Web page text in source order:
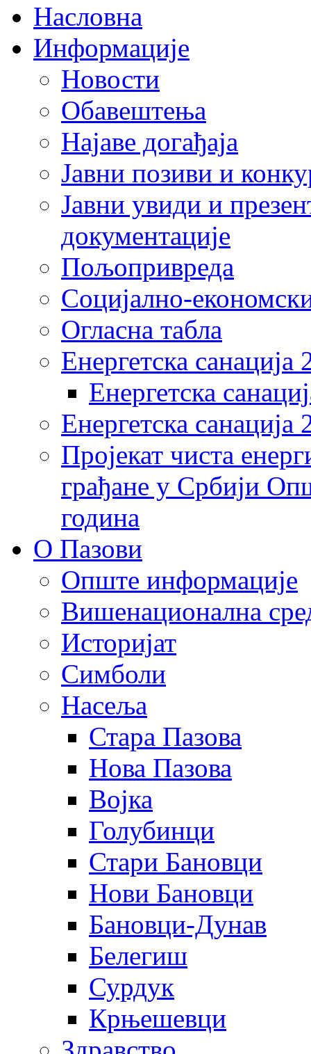
Насловна
Информације
Новости
Обавештења
Најаве догађаја
Јавни позиви и
Јавни увиди и
документације
Пољопривреда
Социјално-
Огласна табла
Енергетска санација
Енергетска
Енергетска
Пројекат чиста
грађане у Србији
година
О Пазови
Опште информације
Вишенационална
Историјат
Симболи
Насеља
Стара Пазова
Нова Пазова
Војка
Голубинци
Стари Бановци
Нови Бановци
Бановци-Дунав
Белегиш
Сурдук
Крњешевци